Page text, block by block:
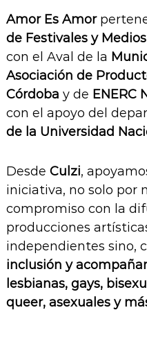
Amor Es Amor
de Festivales y
con el Aval de la
Asociación de
Córdoba y de ENERC
con el apoyo del
de la Universidad
Desde Culzi,
iniciativa, no solo por
compromiso con la
producciones
independientes sino,
inclusión y
lesbianas, gays,
queer, asexuales y